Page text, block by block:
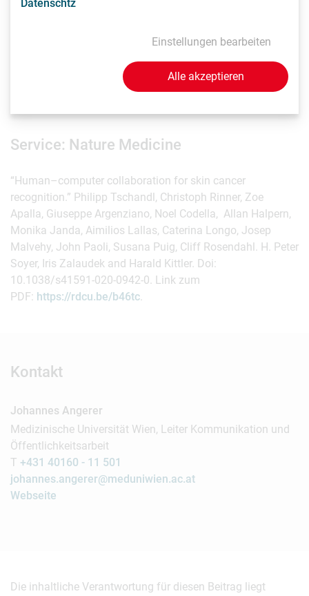
sondern die Zusammenarbeit zwischen Menschen und KI
gleichermaßen von KI-Unterstützung profitieren und da die
medizinische Systeme in der Praxis nicht nur als
eigenständige Anwendungen, sondern immer auch im
Service: Nature Medicine
“Human–computer collaboration for skin cancer
recognition.” Philipp Tschandl, Christoph Rinner, Zoe
Apalla, Giuseppe Argenziano, Noel Codella, Allan Halpern,
Monika Janda, Aimilios Lallas, Caterina Longo, Josep
Malvehy, John Paoli, Susana Puig, Cliff Rosendahl. H. Peter
Soyer, Iris Zalaudek and Harald Kittler. Doi:
10.1038/s41591-020-0942-0. Link zum
PDF: https://rdcu.be/b46tc.
Kontakt
Johannes Angerer
Medizinische Universität Wien, Leiter Kommunikation und
Öffentlichkeitsarbeit
T +431 40160 - 11 501
johannes.angerer@meduniwien.ac.at
Webseite
Die inhaltliche Verantwortung für diesen Beitrag liegt
Datenschtz
Einstellungen bearbeiten
Alle akzeptieren